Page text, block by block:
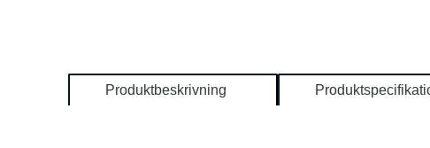
Produktbeskrivning